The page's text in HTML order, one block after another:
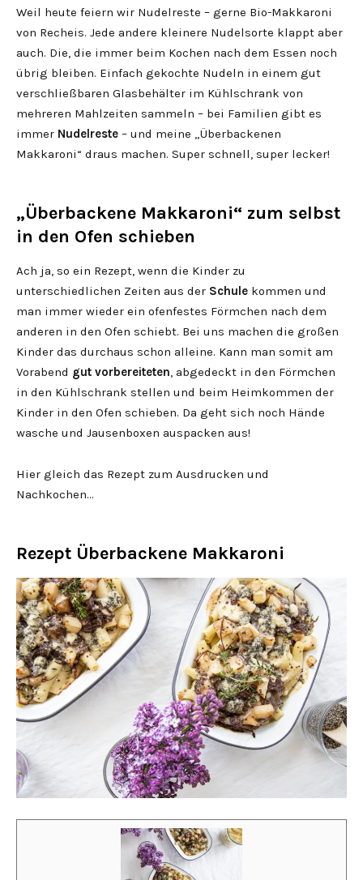
Weil heute feiern wir Nudelreste – gerne Bio-Makkaroni
von Recheis. Jede andere kleinere Nudelsorte klappt aber
auch. Die, die immer beim Kochen nach dem Essen noch
übrig bleiben. Einfach gekochte Nudeln in einem gut
verschließbaren Glasbehälter im Kühlschrank von
mehreren Mahlzeiten sammeln – bei Familien gibt es
immer Nudelreste – und meine „Überbackenen
Makkaroni“ draus machen. Super schnell, super lecker!
„Überbackene Makkaroni“ zum selbst
in den Ofen schieben
Ach ja, so ein Rezept, wenn die Kinder zu
unterschiedlichen Zeiten aus der Schule kommen und
man immer wieder ein ofenfestes Förmchen nach dem
anderen in den Ofen schiebt. Bei uns machen die großen
Kinder das durchaus schon alleine. Kann man somit am
Vorabend gut vorbereiteten, abgedeckt in den Förmchen
in den Kühlschrank stellen und beim Heimkommen der
Kinder in den Ofen schieben. Da geht sich noch Hände
wasche und Jausenboxen auspacken aus!
Hier gleich das Rezept zum Ausdrucken und
Nachkochen…
Rezept Überbackene Makkaroni